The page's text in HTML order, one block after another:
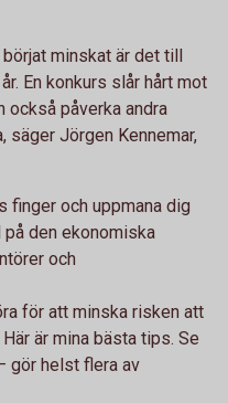
minskat är det till
En konkurs slår hårt mot
också påverka andra
säger Jörgen Kennemar,
finger och uppmana dig
den ekonomiska
och
för att minska risken att
är mina bästa tips. Se
gör helst flera av